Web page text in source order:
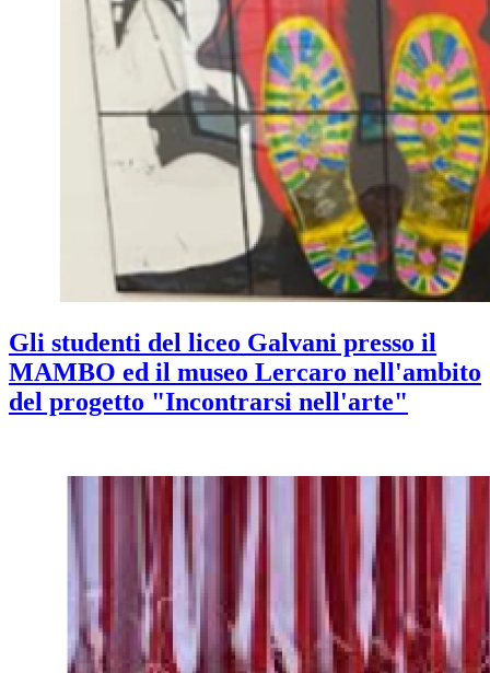
Gli studenti del liceo Galvani presso il
MAMBO ed il museo Lercaro nell'ambito
del progetto "Incontrarsi nell'arte"